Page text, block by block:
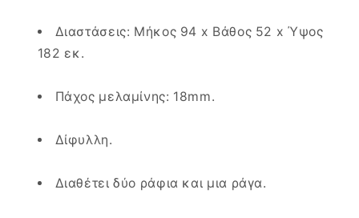
Διαστάσεις: Μήκος 94 x Βάθος 52 x Ύψος
182 εκ.
Πάχος μελαμίνης: 18mm.
Δίφυλλη.
Διαθέτει δύο ράφια και μια ράγα.